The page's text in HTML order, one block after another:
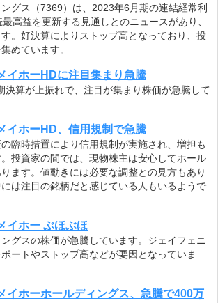
グス（7369）は、2023年6月期の連結経常利
高益を更新する見通しとのニュースがあり、
。好決算によりストップ高となっており、投
めています。
イホーHDに注目集まり急騰
決算が上振れで、注目が集まり株価が急騰して
イホーHD、信用規制で急騰
臨時措置により信用規制が実施され、増担も
投資家の間では、現物株主は安心してホール
ます。値動きには必要な調整との見方もあり
は注目の銘柄だと感じている人もいるようで
イホー ぶほぶほ
グスの株価が急騰しています。ジェイフェニ
ートやストップ高などが要因となっていま
イホーホールディングス、急騰で400万